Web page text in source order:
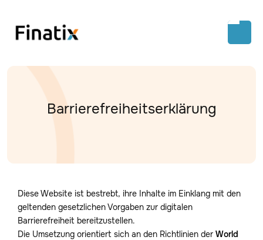
Barrierefreiheitserklärung
Diese Website ist bestrebt, ihre Inhalte im Einklang mit den
geltenden gesetzlichen Vorgaben zur digitalen
Barrierefreiheit bereitzustellen.
Die Umsetzung orientiert sich an den Richtlinien der World